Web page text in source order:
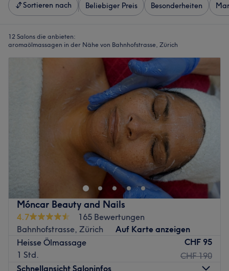
Sortieren nach Beliebiger Preis Besonderheiten
12 Salons die anbieten:
aromaölmassagen in der Nähe von Bahnhofstrasse, Zürich
Móncar Beauty and Nails
4.7
165 Bewertungen
Bahnhofstrasse, Zürich
Auf Karte anzeigen
Heisse Ölmassage
1 Std.
CHF 95
CHF 190
Schnellansicht Saloninfos